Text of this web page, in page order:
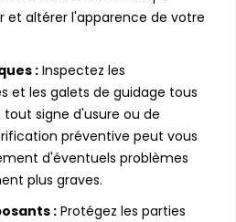
et altérer l'apparence de votre
: Inspectez les
et les galets de guidage tous
tout signe d'usure ou de
préventive peut vous
d'éventuels problèmes
plus graves.
: Protégez les parties